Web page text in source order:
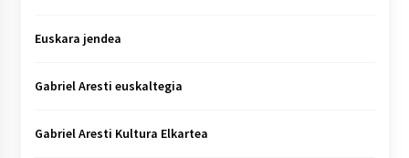
Euskara jendea
Gabriel Aresti euskaltegia
Gabriel Aresti Kultura Elkartea